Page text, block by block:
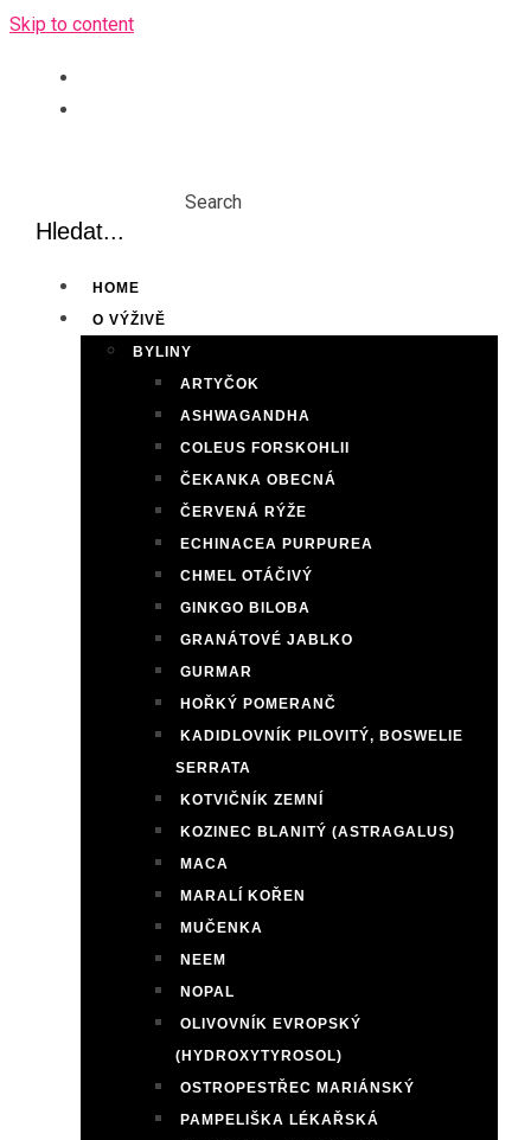
Skip to content
Search
HOME
O VÝŽIVĚ
BYLINY
ARTYČOK
ASHWAGANDHA
COLEUS FORSKOHLII
ČEKANKA OBECNÁ
ČERVENÁ RÝŽE
ECHINACEA PURPUREA
CHMEL OTÁČIVÝ
GINKGO BILOBA
GRANÁTOVÉ JABLKO
GURMAR
HOŘKÝ POMERANČ
KADIDLOVNÍK PILOVITÝ, BOSWELIE
SERRATA
KOTVIČNÍK ZEMNÍ
KOZINEC BLANITÝ (ASTRAGALUS)
MACA
MARALÍ KOŘEN
MUČENKA
NEEM
NOPAL
OLIVOVNÍK EVROPSKÝ
(HYDROXYTYROSOL)
OSTROPESTŘEC MARIÁNSKÝ
PAMPELIŠKA LÉKAŘSKÁ